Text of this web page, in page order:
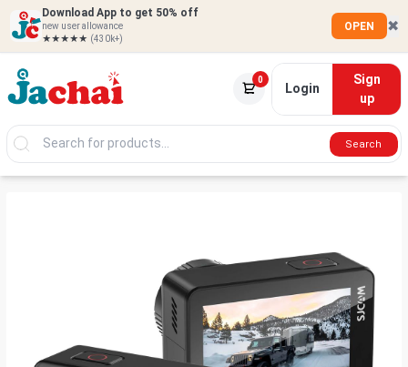
Download App to get 50% off
new user allowance
★★★★★ (430k+)
OPEN ✖
0
Login
Sign
up
Search